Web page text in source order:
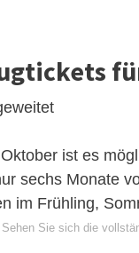
ist es
sechs Monate
im Frühling,
Sehen Sie sich die